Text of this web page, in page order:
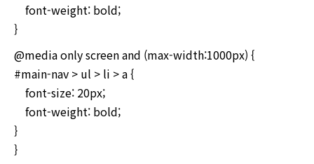
font-weight: bold;
}
@media only screen and (max-width:1000px) {
#main-nav > ul > li > a {
font-size: 20px;
font-weight: bold;
}
}